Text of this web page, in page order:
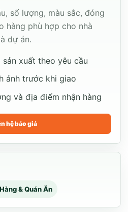
số lượng, màu sắc, đóng
hàng phù hợp cho nhà
dự án.
xuất theo yêu cầu
ảnh trước khi giao
và địa điểm nhận hàng
hệ báo giá
& Quán Ăn